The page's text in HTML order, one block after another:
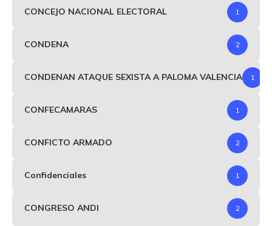
CONCEJO NACIONAL ELECTORAL 1
CONDENA 2
CONDENAN ATAQUE SEXISTA A PALOMA VALENCIA 1
CONFECAMARAS 1
CONFICTO ARMADO 2
Confidenciales 1
CONGRESO ANDI 2